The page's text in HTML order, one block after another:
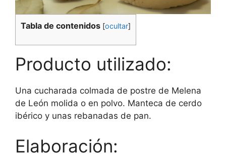
Tabla de contenidos [ocultar]
Producto utilizado:
Una cucharada colmada de postre de Melena
de León molida o en polvo. Manteca de cerdo
ibérico y unas rebanadas de pan.
Elaboración: